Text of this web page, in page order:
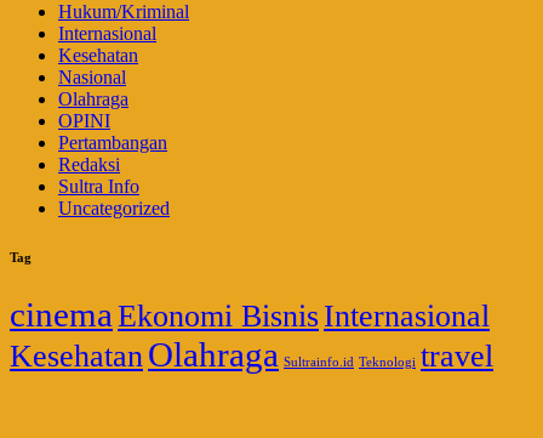
Hukum/Kriminal
Internasional
Kesehatan
Nasional
Olahraga
OPINI
Pertambangan
Redaksi
Sultra Info
Uncategorized
Tag
cinema Ekonomi BisnisInternasional
KesehatanOlahraga Sultrainfo.id Teknologi travel